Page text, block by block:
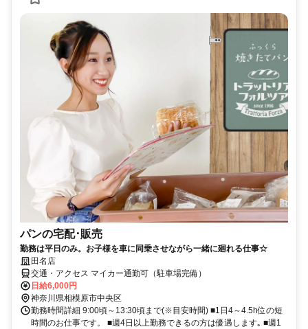
パンの宅配･販売
勤務は平日のみ。お子様を車に同乗させながら一緒に廻れる仕事☆
田名店
交通・アクセス マイカー通勤可（駐車場完備）
日給6,000円
神奈川県相模原市中央区
勤務時間詳細 9:00頃～13:30頃まで(※目安時間) ■1日4～4.5h位の短
時間のお仕事です。 ■週4日以上勤務できるの方は優遇します｡ ■週1